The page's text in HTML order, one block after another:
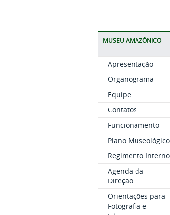
MUSEU AMAZÔNICO
Apresentação
Organograma
Equipe
Contatos
Funcionamento
Plano Museológico
Regimento Interno
Agenda da
Direção
Orientações para
Fotografia e